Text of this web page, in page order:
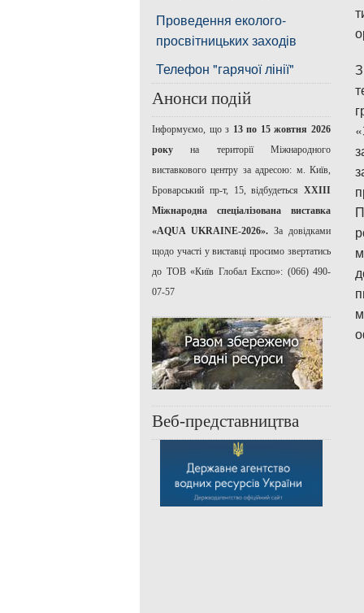
Проведення еколого-
просвітницьких заходів
Телефон "гарячої лінії"
Анонси подій
Інформуємо, що з 13 по 15 жовтня 2026
року на території Міжнародного
виставкового центру за адресою: м. Київ,
Броварський пр-т, 15, відбудеться ХХІІІ
Міжнародна спеціалізована виставка
«AQUA UKRAINE-2026». За довідками
щодо участі у виставці просимо звертатись
до ТОВ «Київ Глобал Експо»: (066) 490-
07-57
Веб-представництва